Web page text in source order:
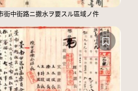
街中街路ニ撒水ヲ要スル區域ノ件